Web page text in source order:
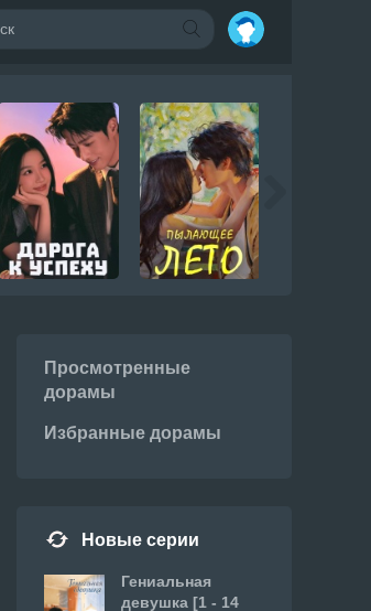
Просмотренные
дорамы
Избранные дорамы
Новые серии
Гениальная
девушка [1 - 14